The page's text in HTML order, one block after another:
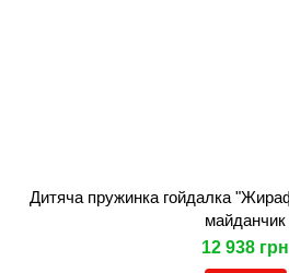
Дитяча пружинка гойдалка
майданчик
12 938 грн